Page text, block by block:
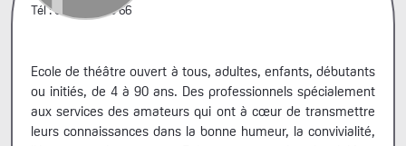
Tél : 06 44 66 99 66
Ecole de théâtre ouvert à tous, adultes, enfants, débutants
ou initiés, de 4 à 90 ans. Des professionnels spécialement
aux services des amateurs qui ont à cœur de transmettre
leurs connaissances dans la bonne humeur, la convivialité,